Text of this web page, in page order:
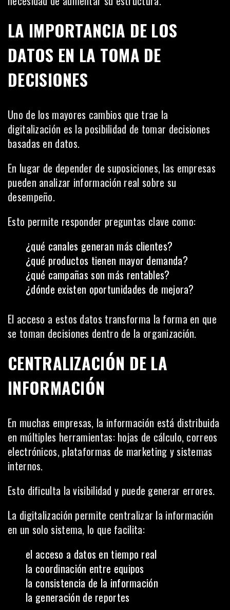
LA IMPORTANCIA DE LOS
DATOS EN LA TOMA DE
DECISIONES
Uno de los mayores cambios que trae la
digitalización es la posibilidad de tomar decisiones
basadas en datos.
En lugar de depender de suposiciones, las empresas
pueden analizar información real sobre su
desempeño.
Esto permite responder preguntas clave como:
¿qué canales generan más clientes?
¿qué productos tienen mayor demanda?
¿qué campañas son más rentables?
¿dónde existen oportunidades de mejora?
El acceso a estos datos transforma la forma en que
se toman decisiones dentro de la organización.
CENTRALIZACIÓN DE LA
INFORMACIÓN
En muchas empresas, la información está distribuida
en múltiples herramientas: hojas de cálculo, correos
electrónicos, plataformas de marketing y sistemas
internos.
Esto dificulta la visibilidad y puede generar errores.
La digitalización permite centralizar la información
en un solo sistema, lo que facilita:
el acceso a datos en tiempo real
la coordinación entre equipos
la consistencia de la información
la generación de reportes